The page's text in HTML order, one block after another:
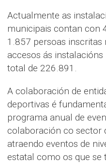
Actualmente as
municipais contan con
1.857 persoas inscritas
accesos ás
total de 226.891.
A colaboración de
deportivas é
programa anual de
colaboración co sector
atraendo eventos de
estatal como os que se